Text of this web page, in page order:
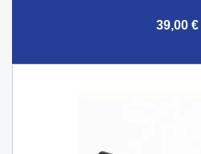
39,00 €